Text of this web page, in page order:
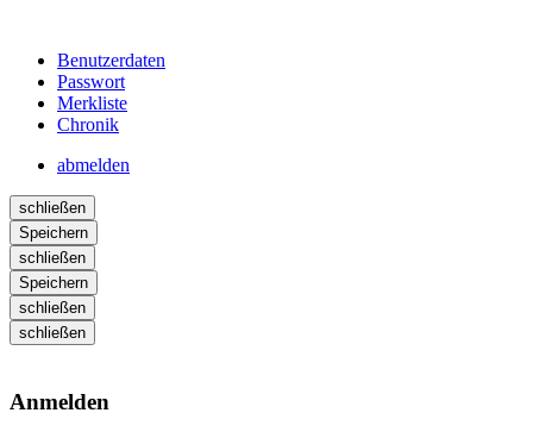
Benutzerdaten
Passwort
Merkliste
Chronik
abmelden
schließen
Speichern
schließen
Speichern
schließen
schließen
Anmelden